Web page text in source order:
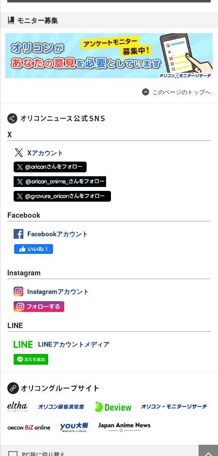
モニター募集
このページのトップへ
X
Xアカウント
Facebook
Facebookアカウント
Instagram
Instagramアカウント
LINE
LINEアカウントメディア